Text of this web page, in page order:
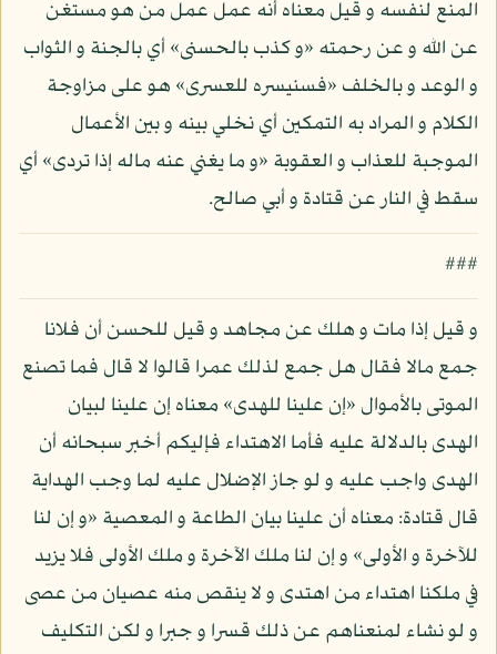
المنع لنفسه و قيل معناه أنه عمل عمل من هو مستغن
عن الله و عن رحمته «و كذب بالحسنى» أي بالجنة و الثواب
و الوعد و بالخلف «فسنيسره للعسرى» هو على مزاوجة
الكلام و المراد به التمكين أي نخلي بينه و بين الأعمال
الموجبة للعذاب و العقوبة «و ما يغني عنه ماله إذا تردى» أي
سقط في النار عن قتادة و أبي صالح.
###
و قيل إذا مات و هلك عن مجاهد و قيل للحسن أن فلانا
جمع مالا فقال هل جمع لذلك عمرا قالوا لا قال فما تصنع
الموتى بالأموال «إن علينا للهدى» معناه إن علينا لبيان
الهدى بالدلالة عليه فأما الاهتداء فإليكم أخبر سبحانه أن
الهدى واجب عليه و لو جاز الإضلال عليه لما وجب الهداية
قال قتادة: معناه أن علينا بيان الطاعة و المعصية «و إن لنا
للآخرة و الأولى» و إن لنا ملك الآخرة و ملك الأولى فلا يزيد
في ملكنا اهتداء من اهتدى و لا ينقص منه عصيان من عصى
و لو نشاء لمنعناهم عن ذلك قسرا و جبرا و لكن التكليف